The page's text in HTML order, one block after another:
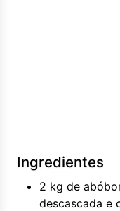
Ingredientes
2 kg de
descascada e